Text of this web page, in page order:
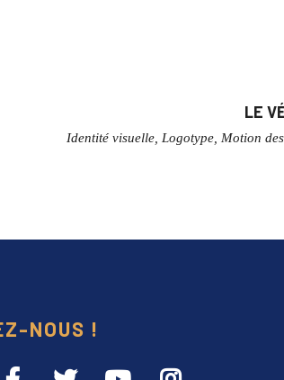
LE
Identité visuelle, Logotype, Motion
NOUS !